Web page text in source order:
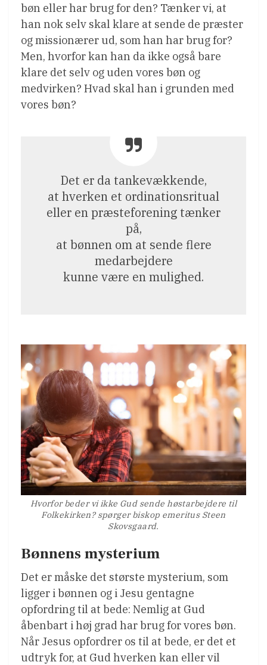
bøn eller har brug for den? Tænker vi, at
han nok selv skal klare at sende de præster
og missionærer ud, som han har brug for?
Men, hvorfor kan han da ikke også bare
klare det selv og uden vores bøn og
medvirken? Hvad skal han i grunden med
vores bøn?
Det er da tankevækkende,
at hverken et ordinationsritual
eller en præsteforening tænker
på,
at bønnen om at sende flere
medarbejdere
kunne være en mulighed.
Hvorfor beder vi ikke Gud sende høstarbejdere til
Folkekirken? spørger biskop emeritus Steen
Skovsgaard.
Bønnens mysterium
Det er måske det største mysterium, som
ligger i bønnen og i Jesu gentagne
opfordring til at bede: Nemlig at Gud
åbenbart i høj grad har brug for vores bøn.
Når Jesus opfordrer os til at bede, er det et
udtryk for, at Gud hverken kan eller vil